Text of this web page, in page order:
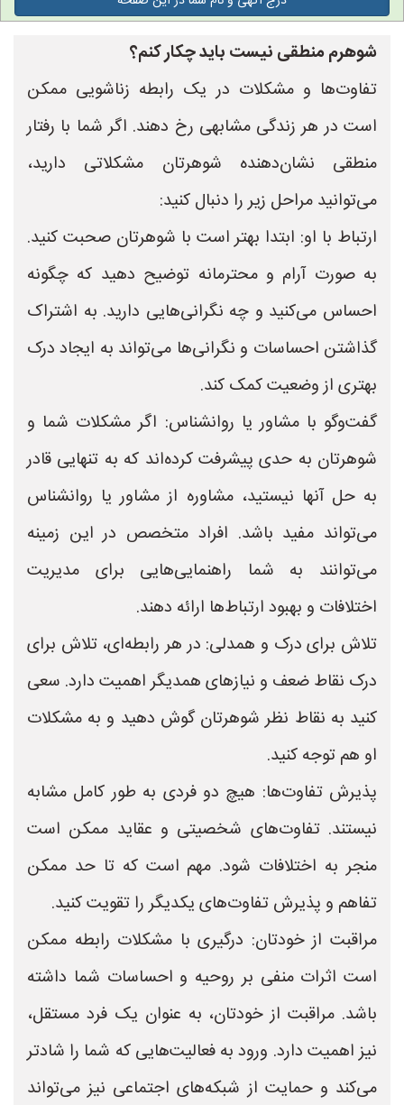
شوهرم منطقی نیست باید چکار کنم؟
تفاوت‌ها و مشکلات در یک رابطه زناشویی ممکن
است در هر زندگی مشابهی رخ دهند. اگر شما با رفتار
منطقی نشان‌دهنده شوهرتان مشکلاتی دارید،
می‌توانید مراحل زیر را دنبال کنید:
ارتباط با او: ابتدا بهتر است با شوهرتان صحبت کنید.
به صورت آرام و محترمانه توضیح دهید که چگونه
احساس می‌کنید و چه نگرانی‌هایی دارید. به اشتراک
گذاشتن احساسات و نگرانی‌ها می‌تواند به ایجاد درک
بهتری از وضعیت کمک کند.
گفت‌وگو با مشاور یا روانشناس: اگر مشکلات شما و
شوهرتان به حدی پیشرفت کرده‌اند که به تنهایی قادر
به حل آنها نیستید، مشاوره از مشاور یا روانشناس
می‌تواند مفید باشد. افراد متخصص در این زمینه
می‌توانند به شما راهنمایی‌هایی برای مدیریت
اختلافات و بهبود ارتباط‌ها ارائه دهند.
تلاش برای درک و همدلی: در هر رابطه‌ای، تلاش برای
درک نقاط ضعف و نیازهای همدیگر اهمیت دارد. سعی
کنید به نقاط نظر شوهرتان گوش دهید و به مشکلات
او هم توجه کنید.
پذیرش تفاوت‌ها: هیچ دو فردی به طور کامل مشابه
نیستند. تفاوت‌های شخصیتی و عقاید ممکن است
منجر به اختلافات شود. مهم است که تا حد ممکن
تفاهم و پذیرش تفاوت‌های یکدیگر را تقویت کنید.
مراقبت از خودتان: درگیری با مشکلات رابطه ممکن
است اثرات منفی بر روحیه و احساسات شما داشته
باشد. مراقبت از خودتان، به عنوان یک فرد مستقل،
نیز اهمیت دارد. ورود به فعالیت‌هایی که شما را شادتر
می‌کند و حمایت از شبکه‌های اجتماعی نیز می‌تواند